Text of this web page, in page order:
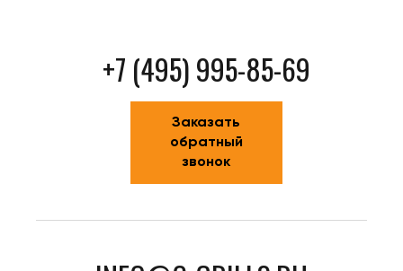
+7 (495) 995-85-69
Заказать
обратный
звонок